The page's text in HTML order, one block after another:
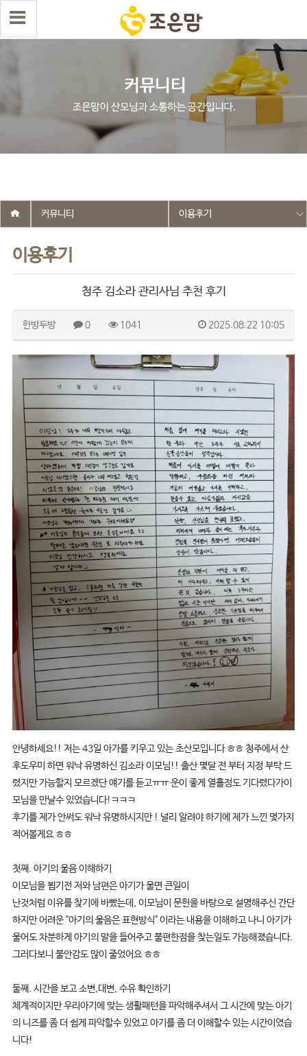
select wr_id, wr_subject from g5_write_m05_04 where wr_is_comment
= 0 and wr_datetime <= '2025-08-22 10:05:49' and wr_id <> '2612'
order by wr_datetime desc limit 1 asdasf
이용후기
커뮤니티 이용후기
청주 김소라 관리사님 추천 후기
한방두방 0 1041 2025.08.22 10:05
안녕하세요!! 저는 43일 아가를 키우고 있는 초산모입니다 ㅎㅎ 청주에서 산
후도우미 하면 워낙 유명하신 김소라 이모님!! 출산 몇달 전 부터 지정 부탁 드
렸지만 가능할지 모르겠단 얘기를 듣고ㅠㅠ 운이 좋게 열흘정도 기다렸다가이
모님을 만날수 있었습니다!ㅋㅋㅋ
후기를 제가 안써도 워낙 유명하시지만 ! 널리 알려야 하기에 제가 느낀 몇가지
적어볼게요 ㅎㅎ
첫째. 아기의 울음 이해하기
이모님을 뵙기전 저와 남편은 아기가 울면 큰일이
난것처럼 이유를 찾기에 바빴는데, 이모님이 문헌을 바탕으로 설명해주신 간단
하지만 어려운 "아기의 울음은 표현방식" 이라는 내용을 이해하고 나니 아기가
울어도 차분하게 아기의 말을 들어주고 불편한점을 찾는일도 가능해졌습니다.
그러다보니 불안감도 많이 줄었어요 ㅎㅎ
둘째. 시간을 보고 소변,대변, 수유 확인하기
체계적이지만 우리아기에 맞는 생활패턴을 파악해주셔서 그 시간에 맞는 아기
의 니즈를 좀 더 쉽게 파악할수 있었고 아기를 좀 더 이해할수 있는 시간이였습
니다!